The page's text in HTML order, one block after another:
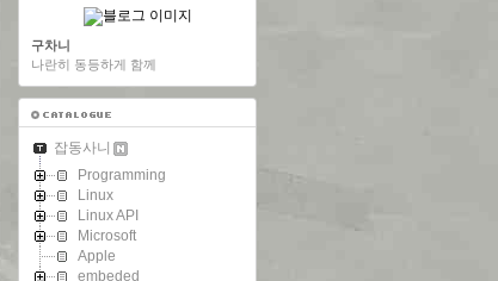
구차니
나란히 동등하게 함께
잡동사니
Programming
Linux
Linux API
Microsoft
Apple
embeded